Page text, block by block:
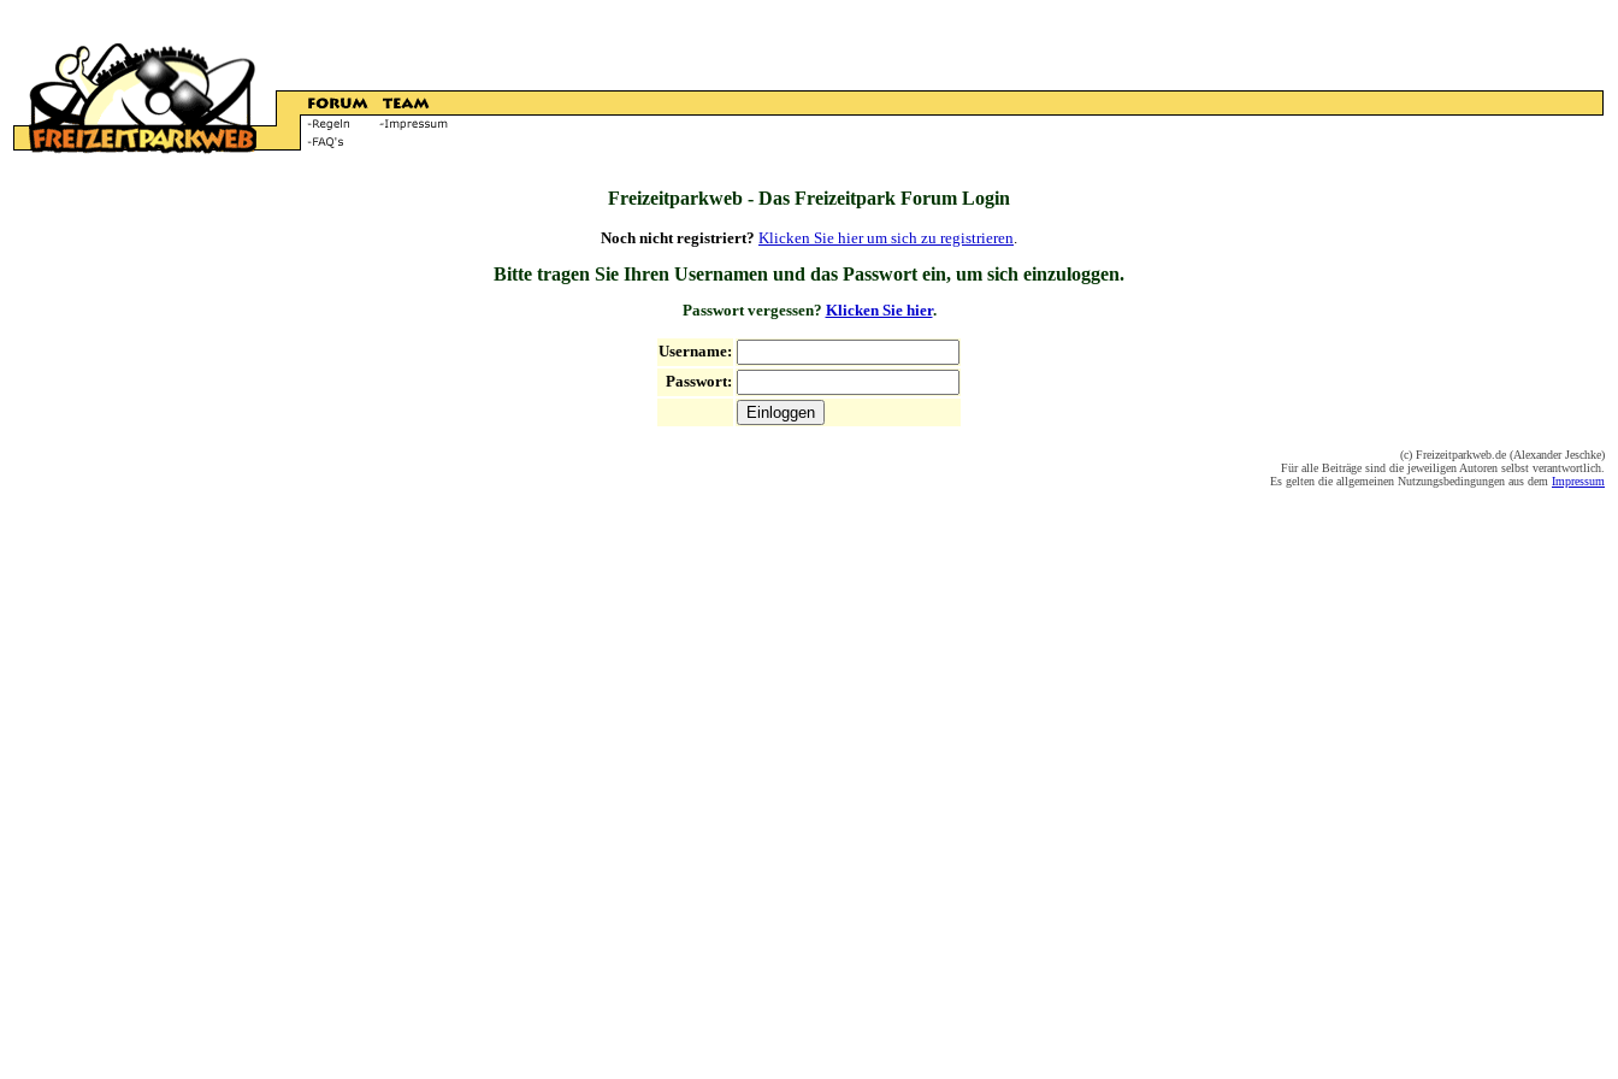
Freizeitparkweb - Das Freizeitpark Forum Login
Noch nicht registriert? Klicken Sie hier um sich zu registrieren.
Bitte tragen Sie Ihren Usernamen und das Passwort ein, um sich einzuloggen.
Passwort vergessen? Klicken Sie hier.
Username:
Passwort:
(c) Freizeitparkweb.de (Alexander Jeschke)
Für alle Beiträge sind die jeweiligen Autoren selbst verantwortlich.
Es gelten die allgemeinen Nutzungsbedingungen aus dem Impressum